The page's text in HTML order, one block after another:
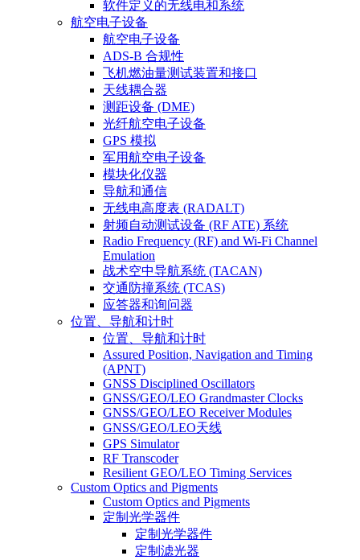
软件定义的无线电和系统
航空电子设备
航空电子设备
ADS-B 合规性
飞机燃油量测试装置和接口
天线耦合器
测距设备 (DME)
光纤航空电子设备
GPS 模拟
军用航空电子设备
模块化仪器
导航和通信
无线电高度表 (RADALT)
射频自动测试设备 (RF ATE) 系统
Radio Frequency (RF) and Wi-Fi Channel
Emulation
战术空中导航系统 (TACAN)
交通防撞系统 (TCAS)
应答器和询问器
位置、导航和计时
位置、导航和计时
Assured Position, Navigation and Timing
(APNT)
GNSS Disciplined Oscillators
GNSS/GEO/LEO Grandmaster Clocks
GNSS/GEO/LEO Receiver Modules
GNSS/GEO/LEO天线
GPS Simulator
RF Transcoder
Resilient GEO/LEO Timing Services
Custom Optics and Pigments
Custom Optics and Pigments
定制光学器件
定制光学器件
定制滤光器